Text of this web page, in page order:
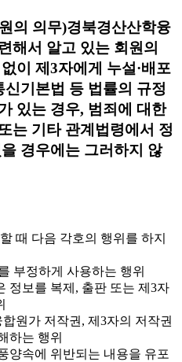
의 의무)경북경산산학융
해서 알고 있는 회원의
이 제3자에게 누설·배포
기본법 등 법률의 규정
있는 경우, 범죄에 대한
는 기타 관계법령에서 정
경우에는 그러하지 않
때 다음 각호의 행위를 하지
부정하게 사용하는 행위
정보를 복제, 출판 또는 제3자
원가 저작권, 제3자의 저작권
하는 행위
양속에 위반되는 내용을 유포